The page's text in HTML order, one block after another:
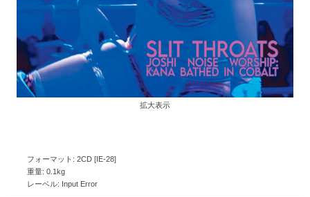
拡大表示
フォーマット: 2CD [IE-28]
重量: 0.1kg
レーベル: Input Error